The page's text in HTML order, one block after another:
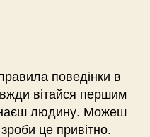
поведінки в
вітайся першим
людину. Можеш
це привітно.